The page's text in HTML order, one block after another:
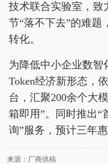
技术联合实验室，致
节“落不下去”的难题
转化。
为降低中小企业数智
Token经济新形态，
台，汇聚200余个大
箱即用”。同时推出“
询”服务，预计三年
来源：厂商供稿